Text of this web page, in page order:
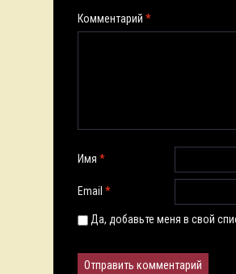
Комментарий *
Имя *
Email *
Да, добавьте меня в свой